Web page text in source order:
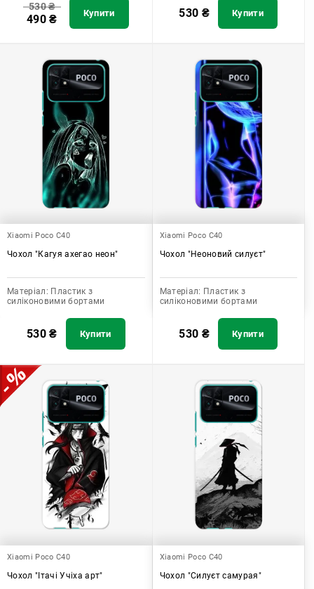
530₴
490₴ Купити 530 ₴ Купити
Xiaomi Poco C40
Чохол "Кагуя ахегао неон"
Матеріал: Пластик з
силіконовими бортами
530₴ Купити
Xiaomi Poco C40
Чохол "Неоновий силуєт"
Матеріал: Пластик з
силіконовими бортами
530 ₴ Купити
Xiaomi Poco C40
Чохол "Ітачі Учіха арт"
Xiaomi Poco C40
Чохол "Силуєт самурая"